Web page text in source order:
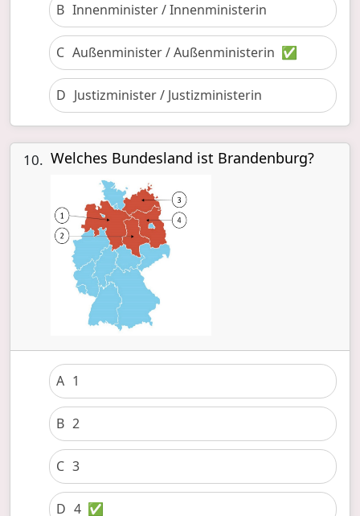
B Innenminister / Innenministerin
C Außenminister / Außenministerin ✅
D Justizminister / Justizministerin
10. Welches Bundesland ist Brandenburg?
A 1
B 2
C 3
D 4 ✅